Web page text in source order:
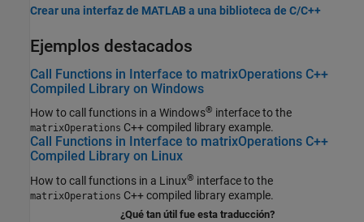
Crear una interfaz de MATLAB a una biblioteca de C/C++
Ejemplos destacados
Call Functions in Interface to matrixOperations C++
Compiled Library on Windows
How to call functions in a Windows® interface to the
matrixOperations C++ compiled library example.
Call Functions in Interface to matrixOperations C++
Compiled Library on Linux
How to call functions in a Linux® interface to the
matrixOperations C++ compiled library example.
¿Qué tan útil fue esta traducción?